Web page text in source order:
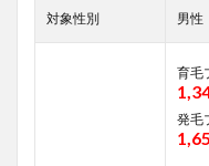
対象性別 男性
育毛
発毛